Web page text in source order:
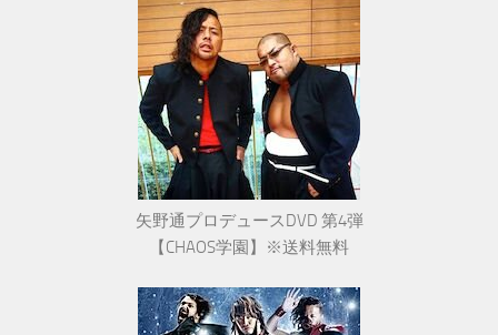
矢野通プロデュースDVD 第4弾
【CHAOS学園】※送料無料